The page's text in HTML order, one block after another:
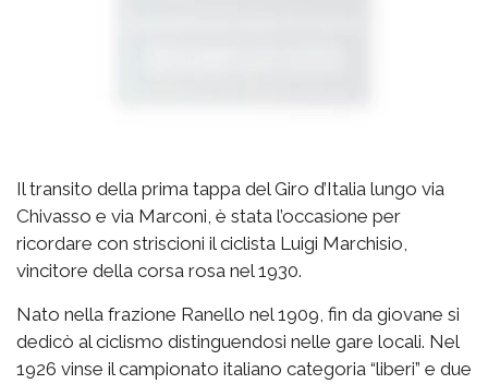
Il transito della prima tappa del Giro d’Italia lungo via
Chivasso e via Marconi, è stata l’occasione per
ricordare con striscioni il ciclista Luigi Marchisio,
vincitore della corsa rosa nel 1930.
Nato nella frazione Ranello nel 1909, fin da giovane si
dedicò al ciclismo distinguendosi nelle gare locali. Nel
1926 vinse il campionato italiano categoria “liberi” e due